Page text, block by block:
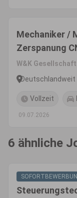
Mechaniker /
Zerspanung
W&K
Deutschlandweit
Vollzeit
09.07.2026
6 ähnliche